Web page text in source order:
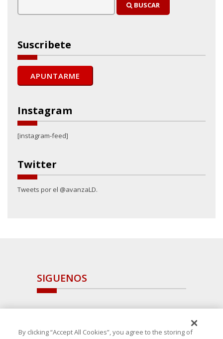
BUSCAR
Suscribete
Instagram
[instagram-feed]
Twitter
Tweets por el @avanzaLD.
SIGUENOS
By clicking “Accept All Cookies”, you agree to the storing of